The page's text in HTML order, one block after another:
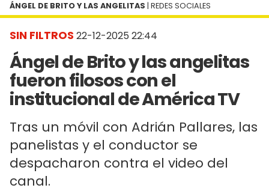
SIN FILTROS 22-12-2025 22:44
Ángel de Brito y las angelitas
fueron filosos con el
institucional de América TV
Tras un móvil con Adrián Pallares, las
panelistas y el conductor se
despacharon contra el video del
canal.
ÁNGEL DE BRITO Y LAS ANGELITAS | REDES SOCIALES